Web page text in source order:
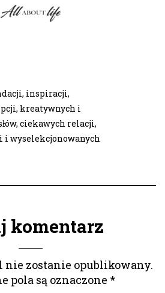
inspiracji,
kreatywnych i
ciekawych relacji,
i wyselekcjonowanych
komentarz
nie zostanie opublikowany.
pola są oznaczone *